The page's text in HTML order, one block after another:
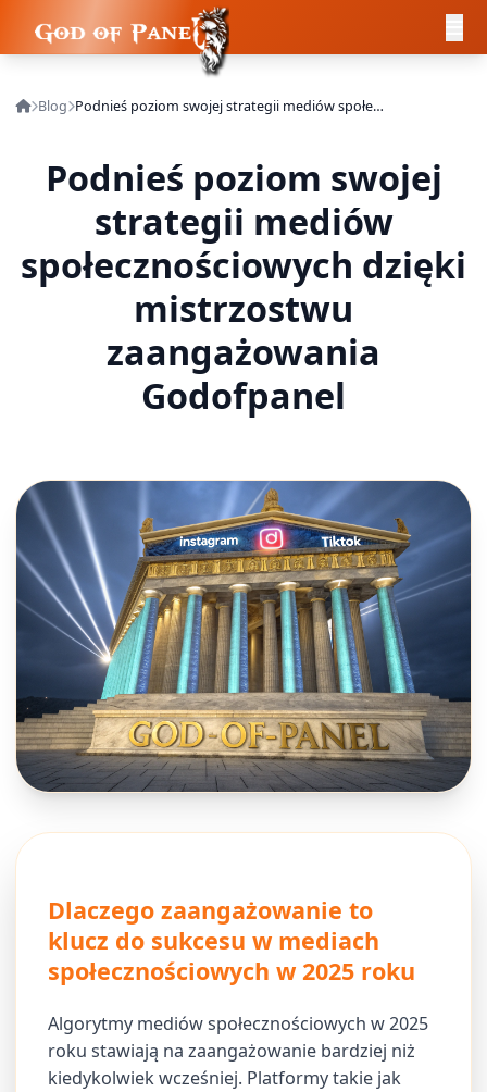
Blog Podnieś poziom swojej strategii mediów społecznościowych dzięki mistrzostwu zaangażowania Godofpanel
Podnieś poziom swojej
strategii mediów
społecznościowych dzięki
mistrzostwu
zaangażowania
Godofpanel
Dlaczego zaangażowanie to
klucz do sukcesu w mediach
społecznościowych w 2025 roku
Algorytmy mediów społecznościowych w 2025
roku stawiają na zaangażowanie bardziej niż
kiedykolwiek wcześniej. Platformy takie jak